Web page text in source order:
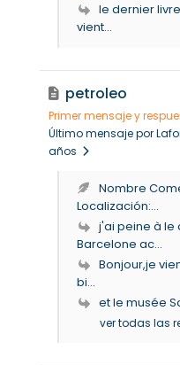
le dernier
vient...
petroleo
Primer mensaje y
Último mensaje por
años
Nombre
Localización:...
j'ai peine à le
Barcelone ac...
Bonjour,je
bi...
et le musée
ver todas las